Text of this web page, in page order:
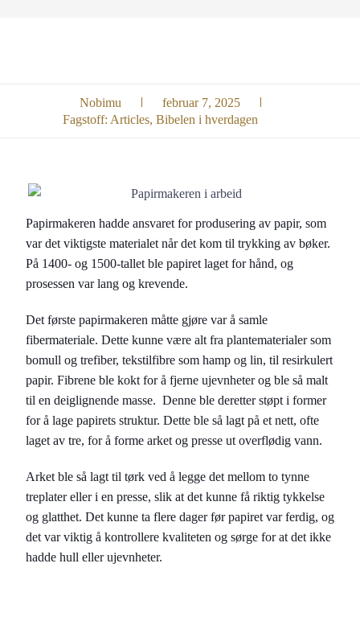
Nobimu
februar 7, 2025
Fagstoff: Articles, Bibelen i hverdagen
Papirmakeren hadde ansvaret for produsering av papir, som
var det viktigste materialet når det kom til trykking av bøker.
På 1400- og 1500-tallet ble papiret laget for hånd, og
prosessen var lang og krevende.
Det første papirmakeren måtte gjøre var å samle
fibermateriale. Dette kunne være alt fra plantematerialer som
bomull og trefiber, tekstilfibre som hamp og lin, til resirkulert
papir. Fibrene ble kokt for å fjerne ujevnheter og ble så malt
til en deiglignende masse. Denne ble deretter støpt i former
for å lage papirets struktur. Dette ble så lagt på et nett, ofte
laget av tre, for å forme arket og presse ut overflødig vann.
Arket ble så lagt til tørk ved å legge det mellom to tynne
treplater eller i en presse, slik at det kunne få riktig tykkelse
og glatthet. Det kunne ta flere dager før papiret var ferdig, og
det var viktig å kontrollere kvaliteten og sørge for at det ikke
hadde hull eller ujevnheter.